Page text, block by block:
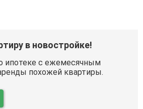
в новостройке!
ипотеке с ежемесячным
похожей квартиры.